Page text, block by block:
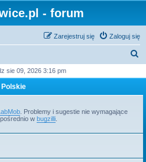
- forum
Zaloguj się
Zarejestruj się
k
sie 09, 2026 3:16 pm
Polskie
. Problemy i sugestie nie wymagające
w bugzilli